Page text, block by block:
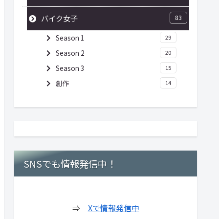
バイク女子 83
Season 1 29
Season 2 20
Season 3 15
創作 14
SNSでも情報発信中！
⇒ Xで情報発信中